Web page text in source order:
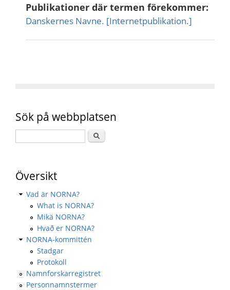
Publikationer där termen förekommer:
Danskernes Navne. [Internetpublikation.]
Sök på webbplatsen
Översikt
Vad är NORNA?
What is NORNA?
Mikä NORNA?
Hvað er NORNA?
NORNA-kommittén
Stadgar
Protokoll
Namnforskarregistret
Personnamnstermer